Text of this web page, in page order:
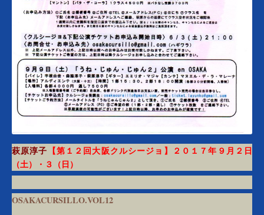
萩原淳子 【第１２回大阪クルシージョ】 ２０１７年９月２日
（土）・３（日）
OSAKACURSILLO.VOL12